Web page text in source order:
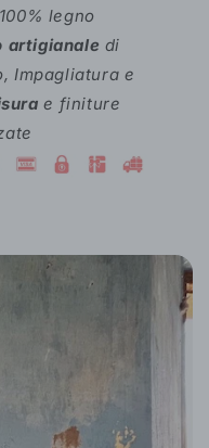
100% legno
artigianale di
Impagliatura e
e finiture